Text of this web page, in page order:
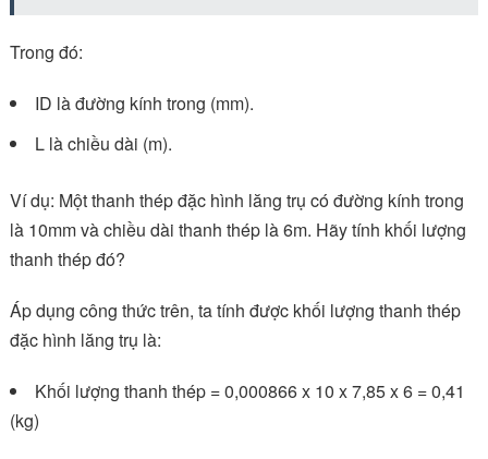
Trong đó:
ID là đường kính trong (mm).
L là chiều dài (m).
Ví dụ: Một thanh thép đặc hình lăng trụ có đường kính trong
là 10mm và chiều dài thanh thép là 6m. Hãy tính khối lượng
thanh thép đó?
Áp dụng công thức trên, ta tính được khối lượng thanh thép
đặc hình lăng trụ là:
Khối lượng thanh thép = 0,000866 x 10 x 7,85 x 6 = 0,41
(kg)